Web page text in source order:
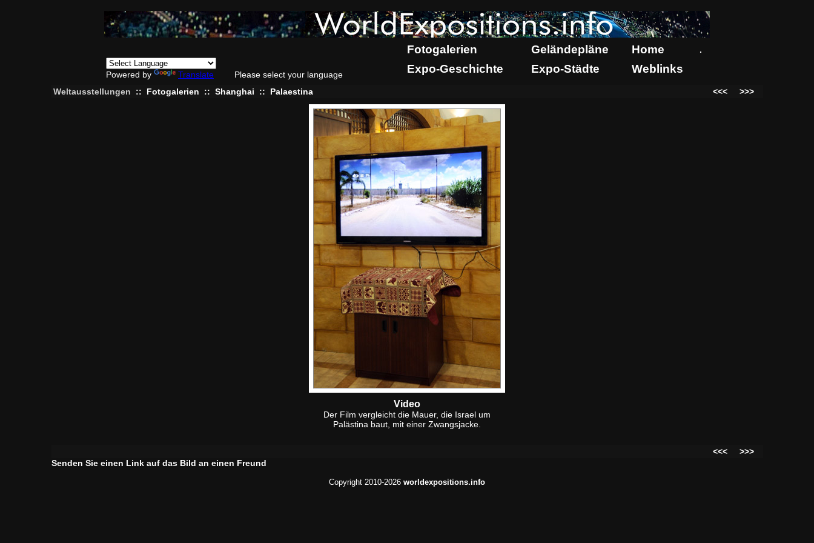
Powered by Translate Please select your language
Fotogalerien Geländepläne Home .
Expo-Geschichte Expo-Städte Weblinks
Weltausstellungen :: Fotogalerien :: Shanghai :: Palaestina <<< >>>
Video
Der Film vergleicht die Mauer, die Israel um
Palästina baut, mit einer Zwangsjacke.
<<<
>>>
Senden Sie einen Link auf das Bild an einen Freund
Copyright 2010-2026 worldexpositions.info